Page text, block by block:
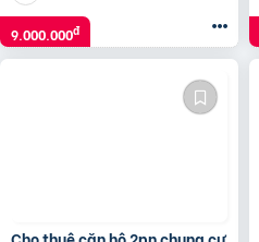
9.000.000đ